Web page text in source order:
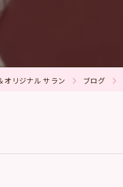
オリジナル サラン ブログ